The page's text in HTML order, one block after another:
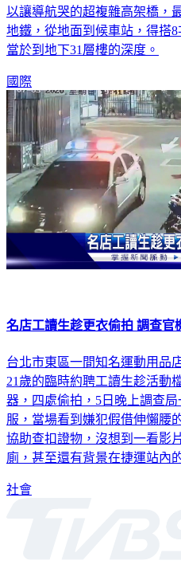
以讓導航哭的超複雜高架橋，
地鐵，從地面到候車站，得搭
當於到地下31層樓的深度。
國際
名店工讀生趁更衣偷拍 調查官
台北市東區一間知名運動用品
21歲的臨時約聘工讀生趁活動
器，四處偷拍，5日晚上調查
服，當場看到嫌犯假借伸懶腰
協助查扣證物，沒想到一看影
廁，甚至還有背景在捷運站內
社會